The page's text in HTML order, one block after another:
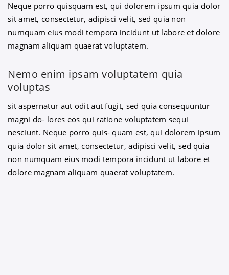
Neque porro quisquam est, qui dolorem ipsum quia dolor
sit amet, consectetur, adipisci velit, sed quia non
numquam eius modi tempora incidunt ut labore et dolore
magnam aliquam quaerat voluptatem.
Nemo enim ipsam voluptatem quia
voluptas
sit aspernatur aut odit aut fugit, sed quia consequuntur
magni do- lores eos qui ratione voluptatem sequi
nesciunt. Neque porro quis- quam est, qui dolorem ipsum
quia dolor sit amet, consectetur, adipisci velit, sed quia
non numquam eius modi tempora incidunt ut labore et
dolore magnam aliquam quaerat voluptatem.